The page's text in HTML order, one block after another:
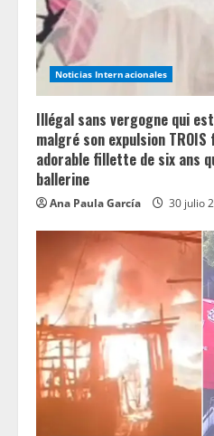
Noticias Internacionales
Illégal sans vergogne qui
malgré son expulsion
adorable fillette de six ans
ballerine
Ana Paula García 30 julio